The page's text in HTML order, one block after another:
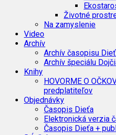
Životné
Na zamyslenie
Video
Archív
Archív časopisu
Archív špeciálu
Knihy
HOVORME O
predplatiteľov
Objednávky
Časopis Dieťa
Elektronická verzia
Časopis Dieťa +